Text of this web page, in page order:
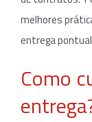
melhores
entrega
Como